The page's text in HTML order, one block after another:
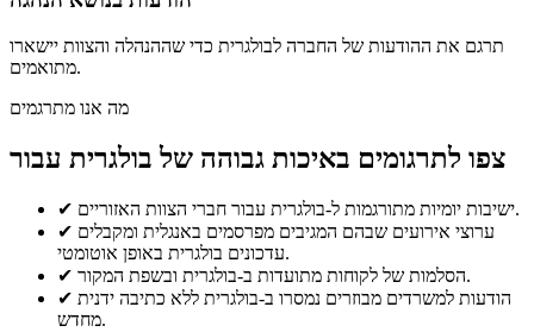
תרגם את ההודעות של החברה לבולגרית כדי שההנהלה והצוות יישארו
מתואמים.
מה אנו מתרגמים
צפו לתרגומים באיכות גבוהה של בולגרית עבור
✔
ישיבות יומיות מתורגמות ל-בולגרית עבור חברי הצוות האזוריים.
✔ ערוצי אירועים שבהם המגיבים מפרסמים באנגלית ומקבלים
עדכונים בולגרית באופן אוטומטי.
✔
הסלמות של לקוחות מתועדות ב-בולגרית ובשפת המקור.
✔ הודעות למשרדים מבוזרים נמסרו ב-בולגרית ללא כתיבה ידנית
מחדש.